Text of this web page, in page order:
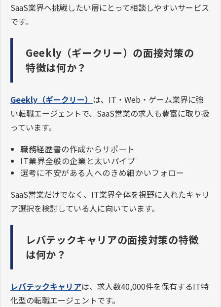
SaaS業界へ挑戦したい層にとって相談しやすいサービス
です。
Geekly（ギークリー）の面接対策の
特徴は何か？
Geekly（ギークリー） は、IT・Web・ゲーム業界に強
い転職エージェントで、SaaS営業の求人も豊富に取り扱
っています。
職務経歴書の作成からサポート
IT業界全般の企業と太いパイプ
選考に不安がある人へのきめ細かいフォロー
SaaS営業だけでなく、IT業界全体を視野に入れたキャリ
ア選択を検討している人に向いています。
レバテックキャリアの面接対策の特徴
は何か？
レバテックキャリアは、求人数40,000件を保有するIT特
化型の転職エージェントです。